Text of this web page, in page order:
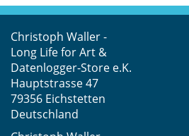
Christoph Waller -
Long Life for Art &
Datenlogger-Store e.K.
Hauptstrasse 47
79356 Eichstetten
Deutschland